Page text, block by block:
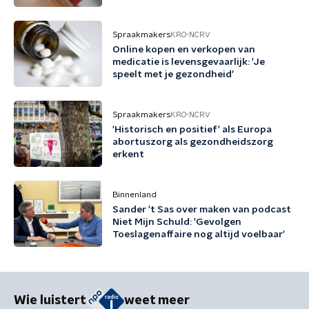
SpraakmakersKRO-NCRV
Online kopen en verkopen van
medicatie is levensgevaarlijk: 'Je
speelt met je gezondheid'
SpraakmakersKRO-NCRV
'Historisch en positief' als Europa
abortuszorg als gezondheidszorg
erkent
Binnenland
Sander 't Sas over maken van podcast
Niet Mijn Schuld: 'Gevolgen
Toeslagenaffaire nog altijd voelbaar'
Wie luistert weet meer